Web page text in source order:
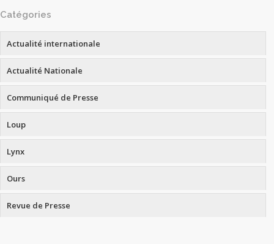
Catégories
Actualité internationale
Actualité Nationale
Communiqué de Presse
Loup
Lynx
Ours
Revue de Presse